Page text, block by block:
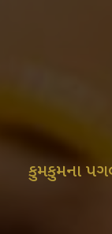
કુમકુમના